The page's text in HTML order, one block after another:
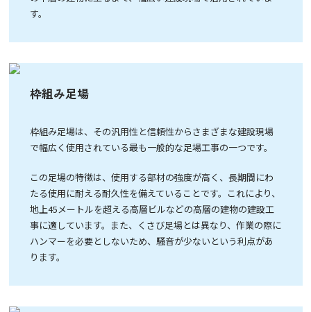
す。
枠組み足場
枠組み足場は、その汎用性と信頼性からさまざまな建設現場
で幅広く使用されている最も一般的な足場工事の一つです。
この足場の特徴は、使用する部材の強度が高く、長期間にわ
たる使用に耐える耐久性を備えていることです。これにより、
地上45メートルを超える高層ビルなどの高層の建物の建設工
事に適しています。また、くさび足場とは異なり、作業の際に
ハンマーを必要としないため、騒音が少ないという利点があ
ります。